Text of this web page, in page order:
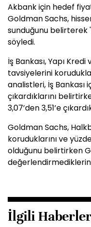
Akbank için hedef
Goldman Sachs,
sunduğunu belirterek
söyledi.
İş Bankası, Yapı
tavsiyelerini
analistleri, İş Bankası
çıkardıklarını
3,07’den 3,51’e
Goldman Sachs,
koruduklarını ve
olduğunu belirtirken
İlgili